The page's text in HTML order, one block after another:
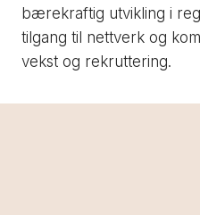
bærekraftig utvikling i
tilgang til nettverk og
vekst og rekruttering.